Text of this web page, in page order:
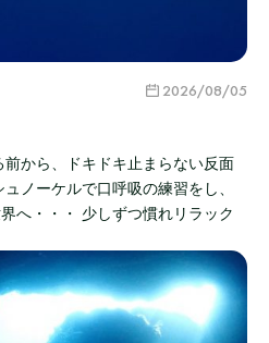
2026/08/05
から、ドキドキ止まらない反面
ノーケルで口呼吸の練習をし、
へ・・・ 少しずつ慣れリラック